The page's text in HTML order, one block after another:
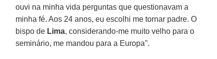
ouvi na minha vida perguntas que questionavam a
minha fé. Aos 24 anos, eu escolhi me tornar padre. O
bispo de Lima, considerando-me muito velho para o
seminário, me mandou para a Europa".